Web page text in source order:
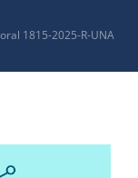
1815-2025-R-UNA